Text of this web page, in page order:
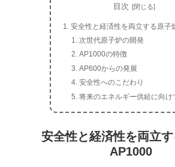
目次
安全性と経済性を両立する原子
次世代原子炉の開発
AP1000の特徴
AP600からの発展
安全性へのこだわり
将来のエネルギー供給に向け
安全性と経済性を両立
AP1000